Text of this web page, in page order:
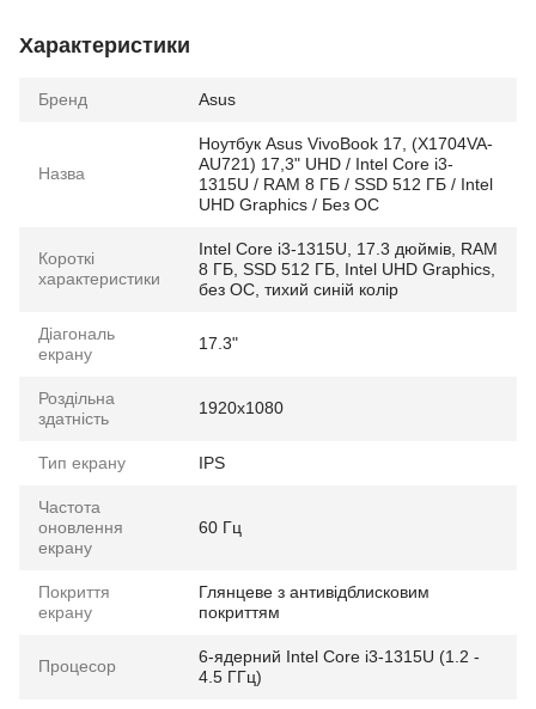
Характеристики
Бренд Asus
Назва
Ноутбук Asus VivoBook 17, (X1704VA-
AU721) 17,3" UHD / Intel Core i3-
1315U / RAM 8 ГБ / SSD 512 ГБ / Intel
UHD Graphics / Без ОС
Короткі
характеристики
Intel Core i3-1315U, 17.3 дюймів, RAM
8 ГБ, SSD 512 ГБ, Intel UHD Graphics,
без ОС, тихий синій колір
Діагональ
екрану
17.3"
Роздільна
здатність
1920x1080
Тип екрану IPS
Частота
оновлення
екрану
60 Гц
Покриття
екрану
Глянцеве з антивідблисковим
покриттям
Процесор
6-ядерний Intel Core i3-1315U (1.2 -
4.5 ГГц)